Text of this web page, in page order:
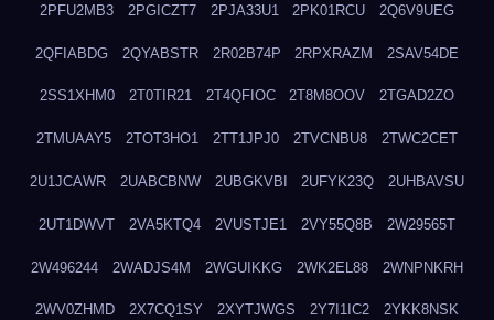
2PFU2MB3 2PGICZT7 2PJA33U1 2PK01RCU 2Q6V9UEG
2QFIABDG 2QYABSTR 2R02B74P 2RPXRAZM 2SAV54DE
2SS1XHM0 2T0TIR21 2T4QFIOC 2T8M8OOV 2TGAD2ZO
2TMUAAY5 2TOT3HO1 2TT1JPJ0 2TVCNBU8 2TWC2CET
2U1JCAWR 2UABCBNW 2UBGKVBI 2UFYK23Q 2UHBAVSU
2UT1DWVT 2VA5KTQ4 2VUSTJE1 2VY55Q8B 2W29565T
2W496244 2WADJS4M 2WGUIKKG 2WK2EL88 2WNPNKRH
2WV0ZHMD 2X7CQ1SY 2XYTJWGS 2Y7I1IC2 2YKK8NSK